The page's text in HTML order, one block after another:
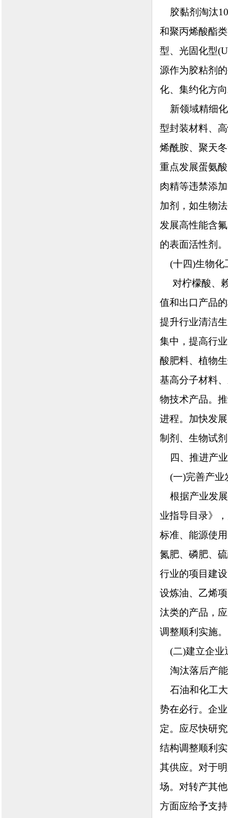
胶黏剂淘汰
和聚丙烯酸酯
型、光固化型
源作为胶粘剂
化、集约化方
新领域精细化
型封装材料、
烯酰胺、聚天
重点发展蛋氨
肉精等违禁添
加剂，如生物
发展高性能含
的表面活性剂。
(十四)生物化
对柠檬酸、赖
值和出口产品
提升行业清洁
集中，提高行
酸肥料、植物
基高分子材料
物技术产品。
进程。加快发
制剂、生物试
四、推进产
(一)完善产业
根据产业发展
业指导目录》
标准、能源使
氮肥、磷肥、
行业的项目建
设炼油、乙烯
汰类的产品，
调整顺利实施。
(二)建立企业
淘汰落后产能
石油和化工大
势在必行。企
定。应尽快研
结构调整顺利
其供应。对于
场。对转产其
方面应给予支